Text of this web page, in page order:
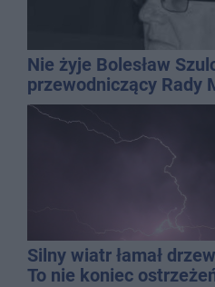
Nie żyje Bolesław
przewodniczący Rady
dyrektor SP 14
Silny wiatr łamał
To nie koniec